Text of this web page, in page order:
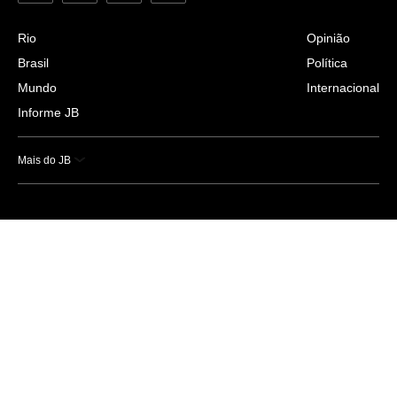
Rio
Brasil
Mundo
Informe JB
Opinião
Política
Internacional
Mais do JB
Esportes